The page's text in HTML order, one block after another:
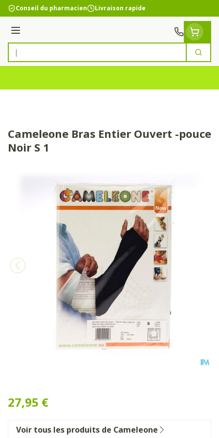
Aller au contenu
Conseil du pharmacien Livraison rapide
Menu
Rechercher
Cameleone Bras Entier Ouvert -pouce
Noir S 1
27,95 €
Voir tous les produits de Cameleone